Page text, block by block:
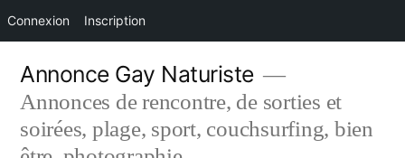
Connexion Inscription
contenu
Annonce Gay Naturiste
Annonces de rencontre, de sorties et
soirées, plage, sport, couchsurfing, bien